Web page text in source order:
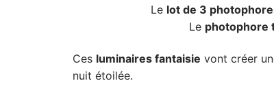
Le lot de 3
Le photophore
Ces luminaires fantaisie vont créer
nuit étoilée.